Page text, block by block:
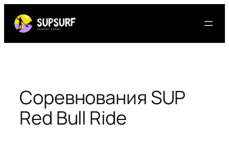
содержимому
Соревнования SUP
Red Bull Ride